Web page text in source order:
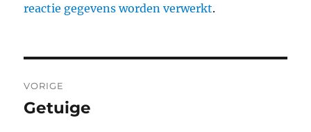
reactie gegevens worden verwerkt.
VORIGE
Vorig
Getuige